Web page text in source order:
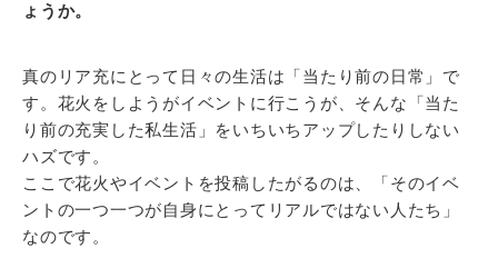
ょうか。
真のリア充にとって日々の生活は「当たり前の日常」で
す。花火をしようがイベントに行こうが、そんな「当た
り前の充実した私生活」をいちいちアップしたりしない
ハズです。
ここで花火やイベントを投稿したがるのは、「そのイベ
ントの一つ一つが自身にとってリアルではない人たち」
なのです。